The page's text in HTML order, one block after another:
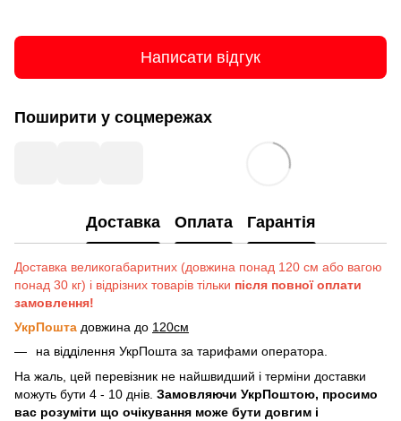
Написати відгук
Поширити у соцмережах
Доставка Оплата Гарантія
Доставка великогабаритних (довжина понад 120 см або вагою
понад 30 кг) і відрізних товарів тільки після повної оплати
замовлення!
УкрПошта довжина до 120см
на відділення УкрПошта за тарифами оператора.
На жаль, цей перевізник не найшвидший і терміни доставки
можуть бути 4 - 10 днів. Замовляючи УкрПоштою, просимо
вас розуміти що очікування може бути довгим і